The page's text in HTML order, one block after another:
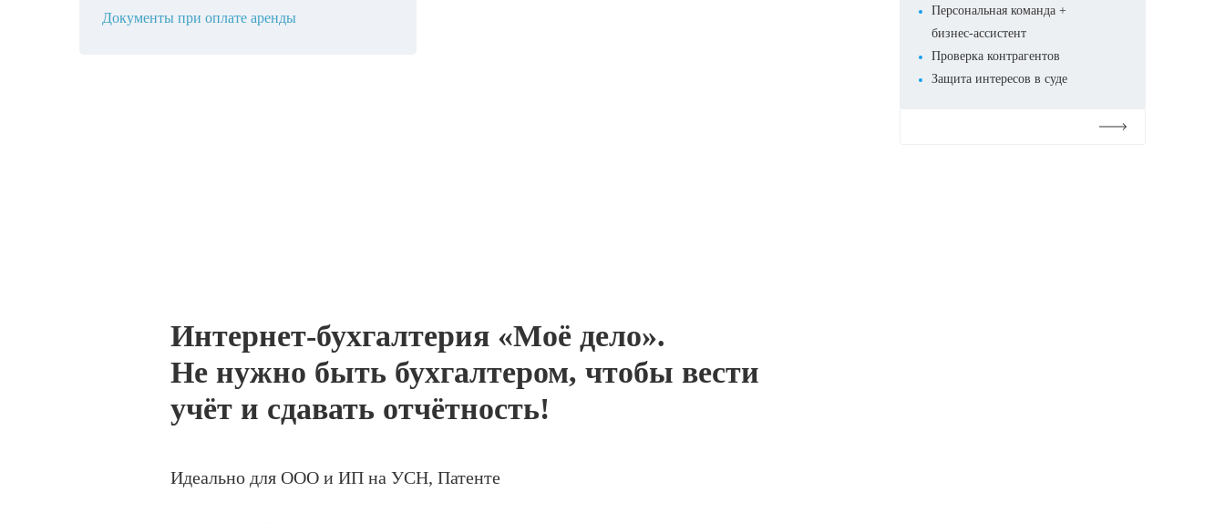
Документы при оплате аренды
Персональная команда +
бизнес-ассистент
Проверка контрагентов
Защита интересов в суде
Интернет-бухгалтерия «Моё дело».
Не нужно быть бухгалтером, чтобы вести
учёт и сдавать отчётность!
Идеально для ООО и ИП на УСН, Патенте